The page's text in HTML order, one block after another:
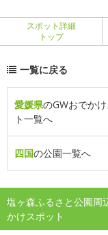
スポット詳細
トップ
一覧に戻る
愛媛県のGWおでか
ト一覧へ
四国の公園一覧へ
塩ヶ森ふるさと公園周
かけスポット